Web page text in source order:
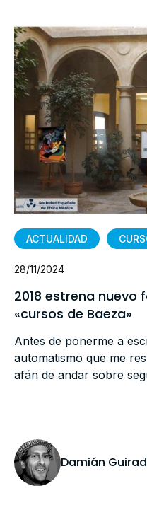
ACTUALIDAD
28/11/2024
2018 estrena
«cursos de Baeza»
Antes de ponerme a
automatismo que me
afán de andar sobre
Damián